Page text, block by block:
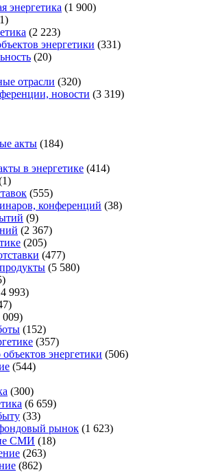
энергетика (1 900)
(2 223)
энергетики (331)
(20)
отрасли (320)
новости (3 319)
акты (184)
в энергетике (414)
(555)
конференций (38)
(9)
(2 367)
(205)
(477)
(5 580)
993)
009)
(152)
(357)
энергетики (506)
(544)
(300)
(6 659)
(33)
рынок (1 623)
СМИ (18)
(263)
(862)